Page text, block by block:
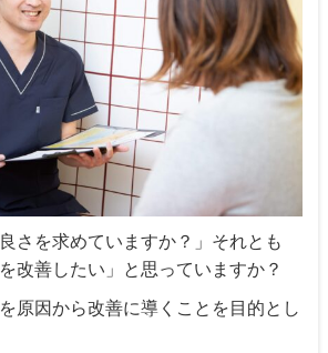
さを求めていますか？」それとも
改善したい」と思っていますか？
原因から改善に導くことを目的とし